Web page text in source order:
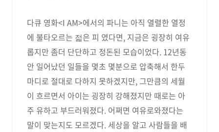
다큐 영화<I AM>에서의 파니는 아직 열렬한 열정
에 불타오르는 젋은 피 였다면, 지금은 굉장히 여유
롭지만 좀더 단단하고 정돈된 모습이었다. 12년동
안 일어났던 일들을 몇초 몇분으로 압축해서 한두
마디로 절대로 다하지 못하겠지만, 그만큼의 세월
이 흐르면서 아이는 굉장히 강해졌지만 때로는 아
주 유하고 부드러워졌다. 어쩌면 여유로와졌다는
말이 맞는지도 모르겠다. 세상을 알고 사람들을 배